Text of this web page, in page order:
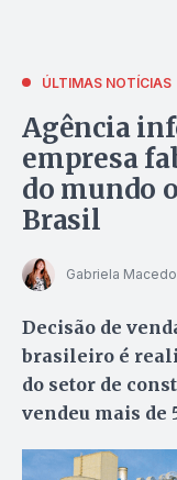
ÚLTIMAS NOTÍCIAS
Agência
empresa
do mundo
Brasil
Gabriela Macedo
Decisão de
brasileiro é
do setor de
vendeu mais de